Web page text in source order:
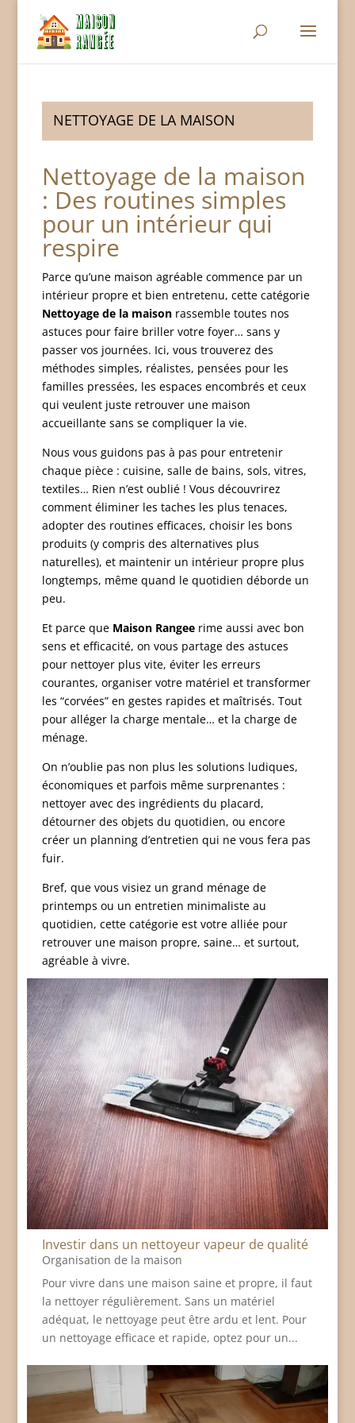
NETTOYAGE DE LA MAISON
Nettoyage de la maison
: Des routines simples
pour un intérieur qui
respire
Parce qu’une maison agréable commence par un
intérieur propre et bien entretenu, cette catégorie
Nettoyage de la maisonrassemble toutes nos
astuces pour faire briller votre foyer… sans y
passer vos journées. Ici, vous trouverez des
méthodes simples, réalistes, pensées pour les
familles pressées, les espaces encombrés et ceux
qui veulent juste retrouver une maison
accueillante sans se compliquer la vie.
Nous vous guidons pas à pas pour entretenir
chaque pièce : cuisine, salle de bains, sols, vitres,
textiles… Rien n’est oublié ! Vous découvrirez
comment éliminer les taches les plus tenaces,
adopter des routines efficaces, choisir les bons
produits (y compris des alternatives plus
naturelles), et maintenir un intérieur propre plus
longtemps, même quand le quotidien déborde un
peu.
Et parce que Maison Rangeerime aussi avec bon
sens et efficacité, on vous partage des astuces
pour nettoyer plus vite, éviter les erreurs
courantes, organiser votre matériel et transformer
les “corvées” en gestes rapides et maîtrisés. Tout
pour alléger la charge mentale… et la charge de
ménage.
On n’oublie pas non plus les solutions ludiques,
économiques et parfois même surprenantes :
nettoyer avec des ingrédients du placard,
détourner des objets du quotidien, ou encore
créer un planning d’entretien qui ne vous fera pas
fuir.
Bref, que vous visiez un grand ménage de
printemps ou un entretien minimaliste au
quotidien, cette catégorie est votre alliée pour
retrouver une maison propre, saine… et surtout,
agréable à vivre.
Investir dans un nettoyeur vapeur de qualité
Organisation de la maison
Pour vivre dans une maison saine et propre, il faut
la nettoyer régulièrement. Sans un matériel
adéquat, le nettoyage peut être ardu et lent. Pour
un nettoyage efficace et rapide, optez pour un...